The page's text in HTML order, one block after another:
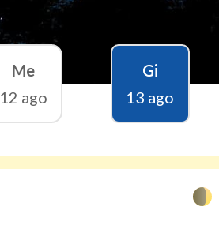
Me
12 ago
Gi
13 ago